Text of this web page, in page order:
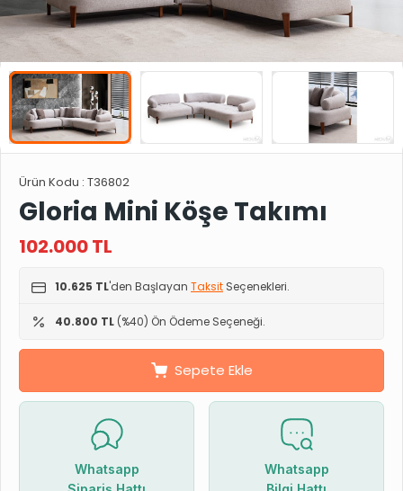
Ürün Kodu : T36802
Gloria Mini Köşe Takımı
102.000TL
10.625 TL'den Başlayan Taksit Seçenekleri.
40.800 TL (%40) Ön Ödeme Seçeneği.
Sepete Ekle
Whatsapp
Whatsapp